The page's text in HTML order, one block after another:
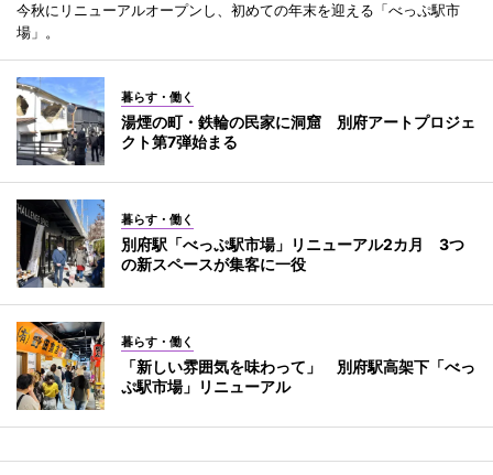
今秋にリニューアルオープンし、初めての年末を迎える「べっぷ駅市
場」。
暮らす・働く
湯煙の町・鉄輪の民家に洞窟 別府アートプロジェ
クト第7弾始まる
暮らす・働く
別府駅「べっぷ駅市場」リニューアル2カ月 3つ
の新スペースが集客に一役
暮らす・働く
「新しい雰囲気を味わって」 別府駅高架下「べっ
ぷ駅市場」リニューアル